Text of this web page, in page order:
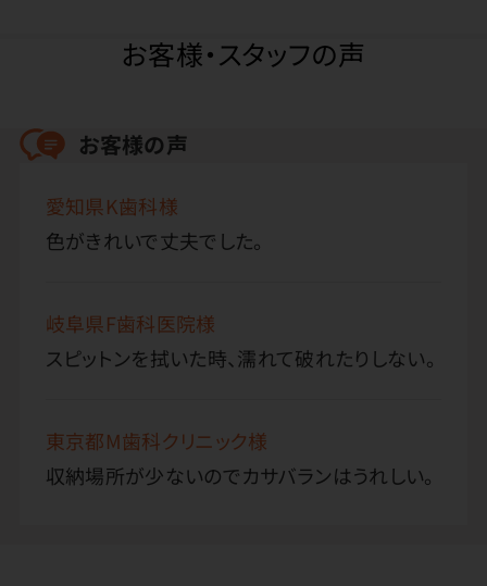
お客様・スタッフの声
お客様の声
愛知県K歯科様
色がきれいで丈夫でした。
岐阜県F歯科医院様
スピットンを拭いた時、濡れて破れたりしない。
東京都M歯科クリニック様
収納場所が少ないのでカサバランはうれしい。